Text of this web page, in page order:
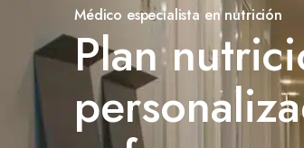
Médico especialista en nutrición
Plan